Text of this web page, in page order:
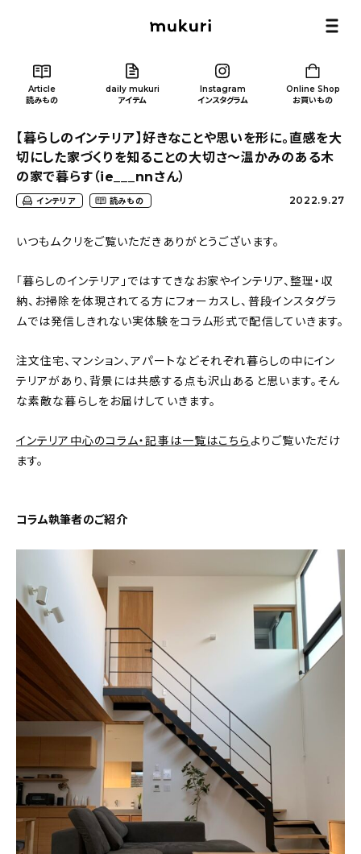
Article
読みもの
daily mukuri
アイテム
Instagram
インスタグラム
Online Shop
お買いもの
新着記事
おすすめの記事
インテリア
daily mukuri/ アイテム
カテゴリー一覧
人気の記事
おすすめの記事
【暮らしのインテリア】好きなことや思いを形に。直感を大
切にした家づくりを知ることの大切さ〜温かみのある木
の家で暮らす（ie___nnさん）
インテリア 読みもの 2022.9.27
いつもムクリをご覧いただきありがとうございます。
「暮らしのインテリア」ではすてきなお家やインテリア、整理・収
納、お掃除を体現されてる方にフォーカスし、普段インスタグラ
ムでは発信しきれない実体験をコラム形式で配信していきます。
注文住宅、マンション、アパートなどそれぞれ暮らしの中にイン
テリアがあり、背景には共感する点も沢山あると思います。そん
な素敵な暮らしをお届けしていきます。
インテリア中心のコラム・記事は一覧はこちら よりご覧いただけ
ます。
コラム執筆者のご紹介